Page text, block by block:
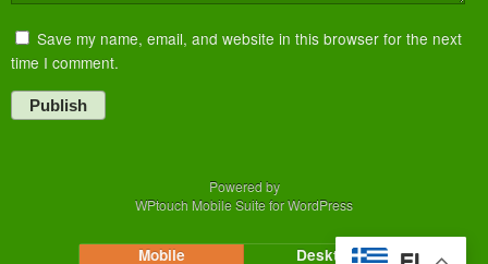
Save my name, email, and website in this browser for the next
time I comment.
Publish
Powered by
WPtouch Mobile Suite for WordPress
Mobile Desktop